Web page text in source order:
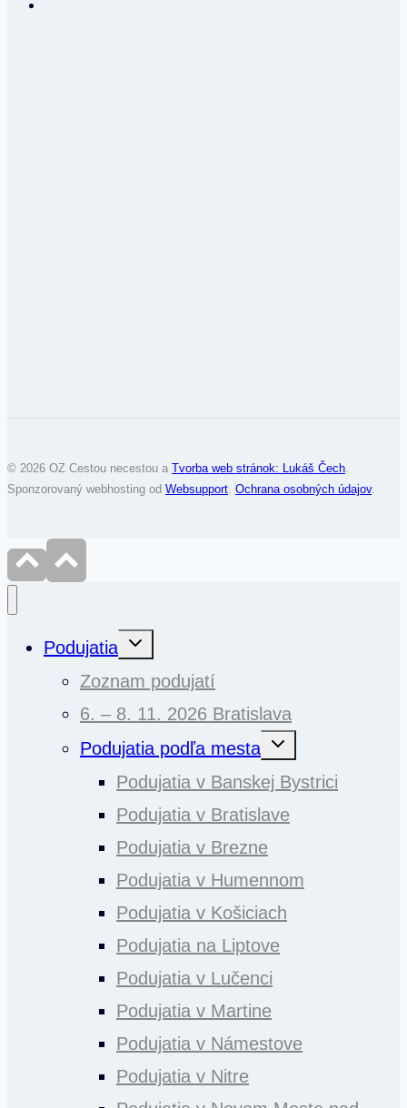
© 2026 OZ Cestou necestou a Tvorba web stránok: Lukáš Čech
Sponzorovaný webhosting od Websupport Ochrana osobných údajov.
Podujatia
Toggle
child
Zoznam podujatí
6. – 8. 11. 2026 Bratislava
Podujatia podľa mesta
Toggle
child
Podujatia v Banskej Bystrici
Podujatia v Bratislave
Podujatia v Brezne
Podujatia v Humennom
Podujatia v Košiciach
Podujatia na Liptove
Podujatia v Lučenci
Podujatia v Martine
Podujatia v Námestove
Podujatia v Nitre